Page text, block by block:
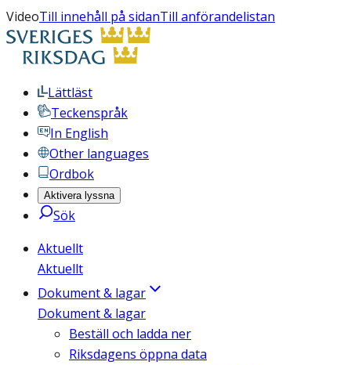
VideoTill innehåll på sidanTill anförandelistan
Lättläst
Teckenspråk
In English
Other languages
Ordbok
Aktivera lyssna
Sök
Aktuellt
Aktuellt
Dokument & lagar
Dokument & lagar
Beställ och ladda ner
Riksdagens öppna data